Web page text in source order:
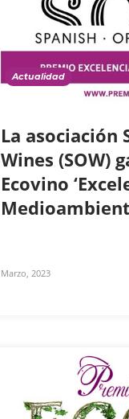
Actualidad
La asociación
Wines (SOW)
Ecovino
Marzo, 2023